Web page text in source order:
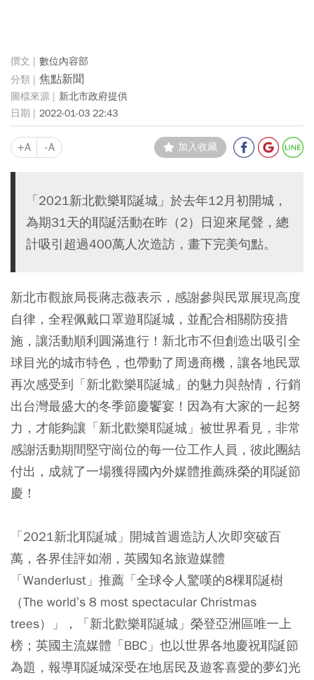
數位內容部
焦點新聞
新北市政府提供
2022-01-03 22:43
+A -A 加入收藏
「2021新北歡樂耶誕城」於去年12月初開城，
為期31天的耶誕活動在昨（2）日迎來尾聲，總
計吸引超過400萬人次造訪，畫下完美句點。
新北市觀旅局長蔣志薇表示，感謝參與民眾展現高度
自律，全程佩戴口罩遊耶誕城，並配合相關防疫措
施，讓活動順利圓滿進行！新北市不但創造出吸引全
球目光的城市特色，也帶動了周邊商機，讓各地民眾
再次感受到「新北歡樂耶誕城」的魅力與熱情，行銷
出台灣最盛大的冬季節慶饗宴！因為有大家的一起努
力，才能夠讓「新北歡樂耶誕城」被世界看見，非常
感謝活動期間堅守崗位的每一位工作人員，彼此團結
付出，成就了一場獲得國內外媒體推薦殊榮的耶誕節
慶！
「2021新北耶誕城」開城首週造訪人次即突破百
萬，各界佳評如潮，英國知名旅遊媒體
「Wanderlust」推薦「全球令人驚嘆的8棵耶誕樹
（The world’s 8 most spectacular Christmas
trees）」，「新北歡樂耶誕城」榮登亞洲區唯一上
榜；英國主流媒體「BBC」也以世界各地慶祝耶誕節
為題，報導耶誕城深受在地居民及遊客喜愛的夢幻光